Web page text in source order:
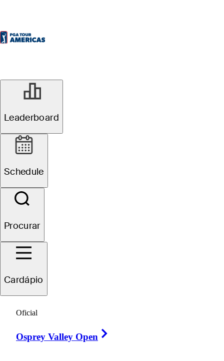
Leaderboard
Schedule
Procurar
Cardápio
Oficial
Osprey Valley Open
Jake